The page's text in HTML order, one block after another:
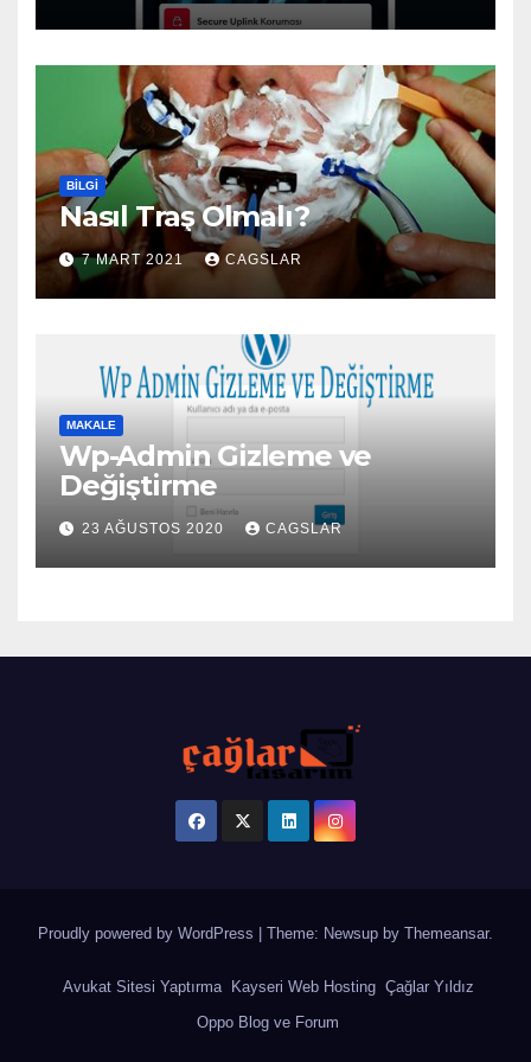
BILGI
Nasıl Traş Olmalı?
7 MART 2021 CAGSLAR
MAKALE
Wp-Admin Gizleme ve
Değiştirme
23 AĞUSTOS 2020 CAGSLAR
Proudly powered by WordPress Theme: Newsup by Themeansar.
Avukat Sitesi Yaptırma Kayseri Web Hosting Çağlar Yıldız
Oppo Blog ve Forum